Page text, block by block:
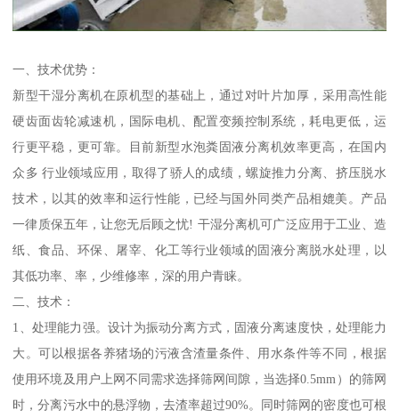
一、技术优势：
新型干湿分离机在原机型的基础上，通过对叶片加厚，采用高性能
硬齿面齿轮减速机，国际电机、配置变频控制系统，耗电更低，运
行更平稳，更可靠。目前新型水泡粪固液分离机效率更高，在国内
众多 行业领域应用，取得了骄人的成绩，螺旋推力分离、挤压脱水
技术，以其的效率和运行性能，已经与国外同类产品相媲美。产品
一律质保五年，让您无后顾之忧! 干湿分离机可广泛应用于工业、造
纸、食品、环保、屠宰、化工等行业领域的固液分离脱水处理，以
其低功率、率，少维修率，深的用户青睐。
二、技术：
1、处理能力强。设计为振动分离方式，固液分离速度快，处理能力
大。可以根据各养猪场的污液含渣量条件、用水条件等不同，根据
使用环境及用户上网不同需求选择筛网间隙，当选择0.5mm）的筛网
时，分离污水中的悬浮物，去渣率超过90%。同时筛网的密度也可根